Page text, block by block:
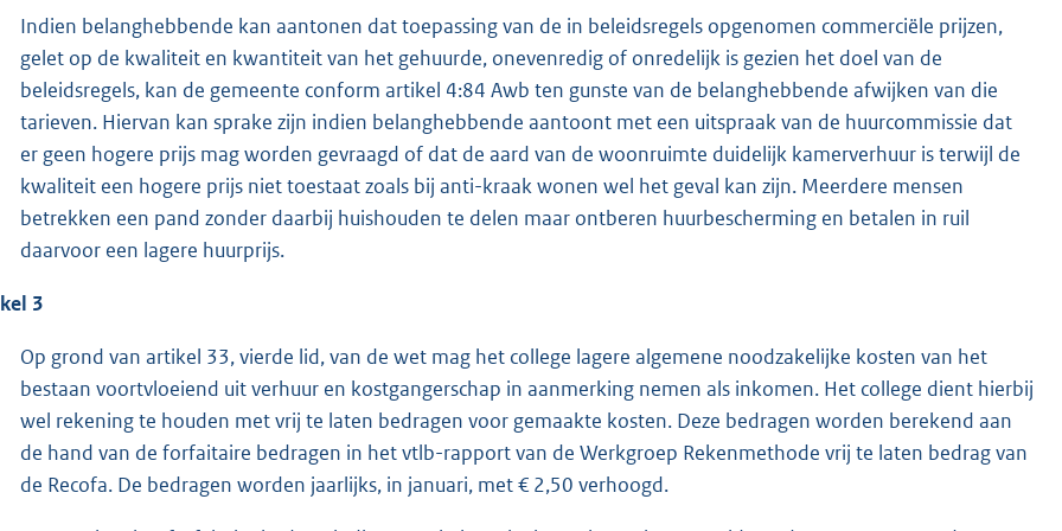
Indien belanghebbende kan aantonen dat toepassing van de in beleidsregels opgenomen commerciële prijzen,
gelet op de kwaliteit en kwantiteit van het gehuurde, onevenredig of onredelijk is gezien het doel van de
beleidsregels, kan de gemeente conform artikel 4:84 Awb ten gunste van de belanghebbende afwijken van die
tarieven. Hiervan kan sprake zijn indien belanghebbende aantoont met een uitspraak van de huurcommissie dat
er geen hogere prijs mag worden gevraagd of dat de aard van de woonruimte duidelijk kamerverhuur is terwijl de
kwaliteit een hogere prijs niet toestaat zoals bij anti-kraak wonen wel het geval kan zijn. Meerdere mensen
betrekken een pand zonder daarbij huishouden te delen maar ontberen huurbescherming en betalen in ruil
daarvoor een lagere huurprijs.
3
Op grond van artikel 33, vierde lid, van de wet mag het college lagere algemene noodzakelijke kosten van het
bestaan voortvloeiend uit verhuur en kostgangerschap in aanmerking nemen als inkomen. Het college dient hierbij
wel rekening te houden met vrij te laten bedragen voor gemaakte kosten. Deze bedragen worden berekend aan
de hand van de forfaitaire bedragen in het vtlb-rapport van de Werkgroep Rekenmethode vrij te laten bedrag van
de Recofa. De bedragen worden jaarlijks, in januari, met € 2,50 verhoogd.